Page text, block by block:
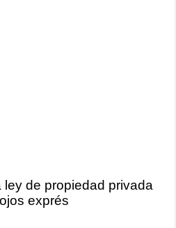
de propiedad privada
exprés